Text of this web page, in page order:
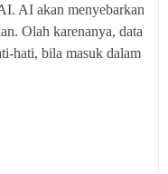
AI akan menyebarkan
Olah karenanya, data
hati, bila masuk dalam